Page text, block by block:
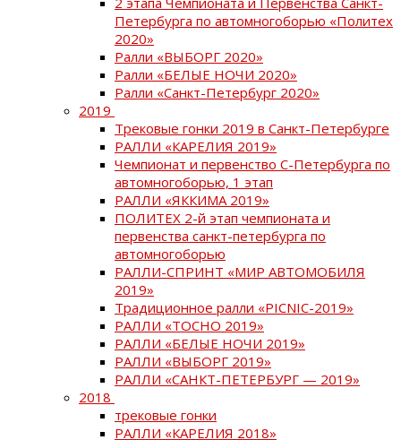
Петербурга по автомногоборью «Политех
2020»
Ралли «ВЫБОРГ 2020»
Ралли «БЕЛЫЕ НОЧИ 2020»
Ралли «Санкт-Петербург 2020»
2019
Трековые гонки 2019 в Санкт-Петербурге
РАЛЛИ «КАРЕЛИЯ 2019»
Чемпионат и первенство С-Петербурга по
автомногоборью, 1 этап
РАЛЛИ «ЯККИМА 2019»
ПОЛИТЕХ 2-й этап чемпионата и
первенства санкт-петербурга по
автомногоборью
РАЛЛИ-СПРИНТ «МИР АВТОМОБИЛЯ
2019»
Традиционное ралли «PICNIC-2019»
РАЛЛИ «ТОСНО 2019»
РАЛЛИ «БЕЛЫЕ НОЧИ 2019»
РАЛЛИ «ВЫБОРГ 2019»
РАЛЛИ «САНКТ-ПЕТЕРБУРГ — 2019»
2018
трековые гонки
РАЛЛИ «КАРЕЛИЯ 2018»